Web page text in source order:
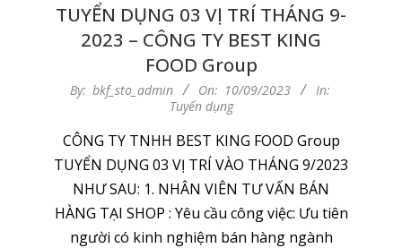
TUYỂN DỤNG 03 VỊ TRÍ THÁNG 9-
2023 – CÔNG TY BEST KING
FOOD Group
2023-
10
By: bkf_sto_admin On: 10/09/2023
In:
Tuyển dụng
CÔNG TY TNHH BEST KING FOOD Group
TUYỂN DỤNG 03 VỊ TRÍ VÀO THÁNG 9/2023
NHƯ SAU: 1. NHÂN VIÊN TƯ VẤN BÁN
HÀNG TẠI SHOP : Yêu cầu công việc: Ưu tiên
người có kinh nghiệm bán hàng ngành